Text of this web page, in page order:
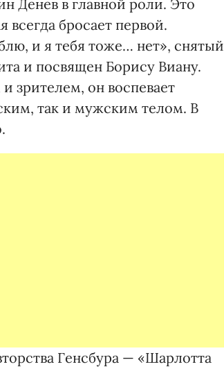
Денев в главной роли. Это
бросает первой.
и я тебя тоже… нет», снятый
и посвящен Борису Виану.
зрителем, он воспевает
так и мужским телом. В
Генсбура — «Шарлотта